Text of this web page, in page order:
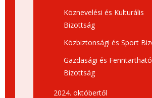
Köznevelési és Kulturális
Bizottság
Közbiztonsági és Sport
Gazdasági és
Bizottság
2024. októbertől